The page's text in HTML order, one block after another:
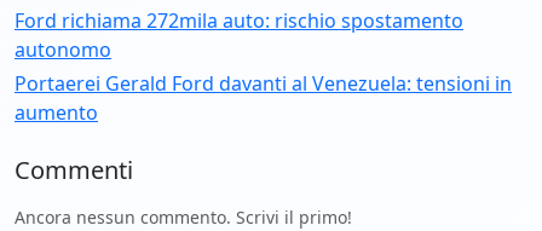
Ford richiama 272mila auto: rischio spostamento
autonomo
Portaerei Gerald Ford davanti al Venezuela: tensioni in
aumento
Commenti
Ancora nessun commento. Scrivi il primo!